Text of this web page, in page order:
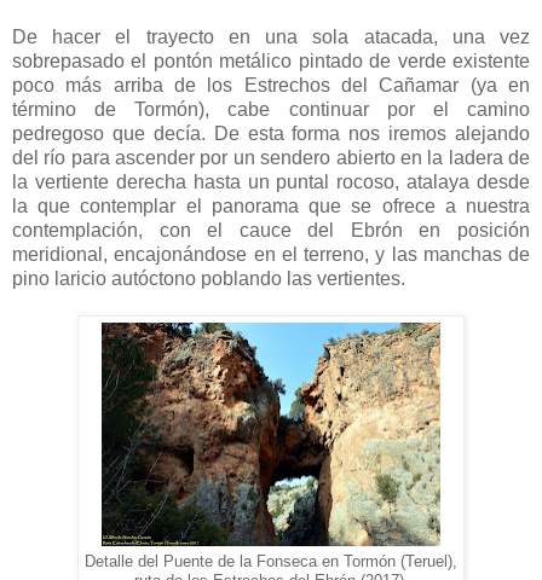
De hacer el trayecto en una sola atacada, una vez
sobrepasado el pontón metálico pintado de verde existente
poco más arriba de los Estrechos del Cañamar (ya en
término de Tormón), cabe continuar por el camino
pedregoso que decía. De esta forma nos iremos alejando
del río para ascender por un sendero abierto en la ladera de
la vertiente derecha hasta un puntal rocoso, atalaya desde
la que contemplar el panorama que se ofrece a nuestra
contemplación, con el cauce del Ebrón en posición
meridional, encajonándose en el terreno, y las manchas de
pino laricio autóctono poblando las vertientes.
Detalle del Puente de la Fonseca en Tormón (Teruel),